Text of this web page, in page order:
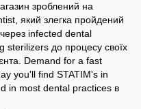
зроблений на
який злегка пройдений
через infected dental
до процесу своїх
Demand for a fast
you'll find STATIM's in
in most dental practices в